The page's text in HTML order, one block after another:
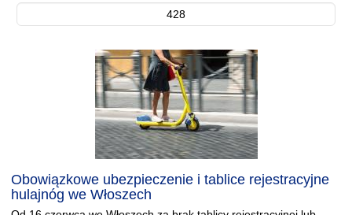
428
Obowiązkowe ubezpieczenie i tablice rejestracyjne
hulajnóg we Włoszech